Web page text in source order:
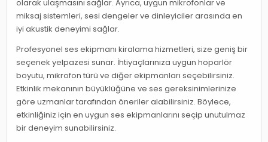
olarak ulaşmasını sağlar. Ayrıca, uygun mikrofonlar ve
miksaj sistemleri, sesi dengeler ve dinleyiciler arasında en
iyi akustik deneyimi sağlar.
Profesyonel ses ekipmanı kiralama hizmetleri, size geniş bir
seçenek yelpazesi sunar. İhtiyaçlarınıza uygun hoparlör
boyutu, mikrofon türü ve diğer ekipmanları seçebilirsiniz.
Etkinlik mekanının büyüklüğüne ve ses gereksinimlerinize
göre uzmanlar tarafından öneriler alabilirsiniz. Böylece,
etkinliğiniz için en uygun ses ekipmanlarını seçip unutulmaz
bir deneyim sunabilirsiniz.